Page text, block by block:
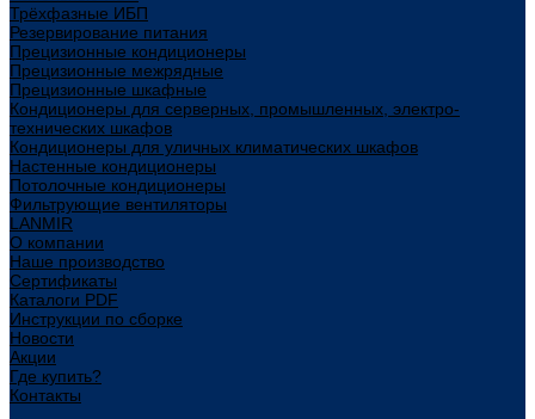
Трёхфазные ИБП
Резервирование питания
Прецизионные кондиционеры
Прецизионные межрядные
Прецизионные шкафные
Кондиционеры для серверных, промышленных, электро-
технических шкафов
Кондиционеры для уличных климатических шкафов
Настенные кондиционеры
Потолочные кондиционеры
Фильтрующие вентиляторы
LANMIR
О компании
Наше производство
Сертификаты
Каталоги PDF
Инструкции по сборке
Новости
Акции
Где купить?
Контакты